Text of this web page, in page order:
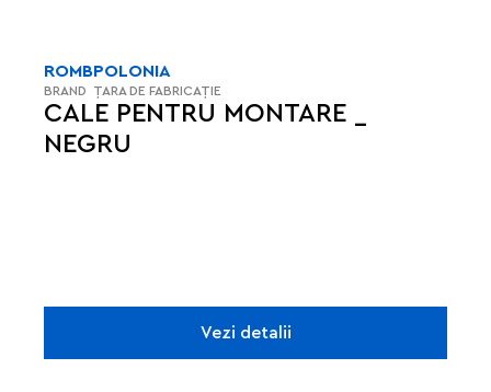
CALE PENTRU MONTARE _
NEGRU
ROMB
BRAND
POLONIA
ȚARA DE FABRICAȚIE
Vezi detalii